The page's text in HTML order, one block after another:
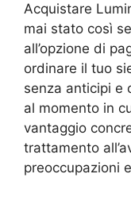
Acquistare
mai stato così
all’opzione di
ordinare il tuo
senza anticipi e
al momento in
vantaggio
trattamento
preoccupazioni